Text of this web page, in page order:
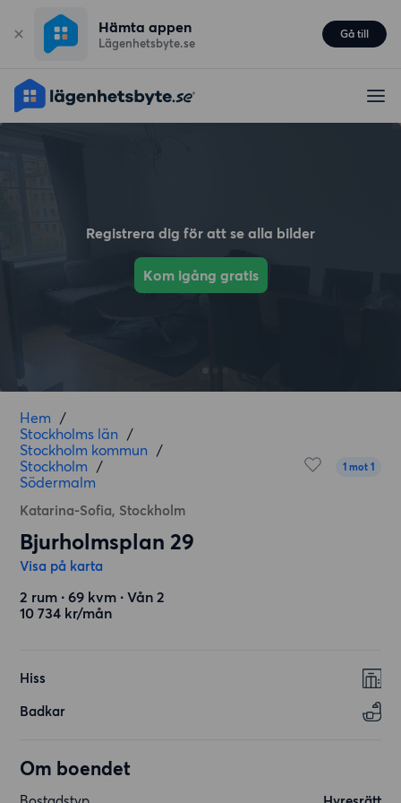
Hämta appen
Lägenhetsbyte.se
Gå till
Registrera dig för att se alla bilder
Kom igång gratis
Hem /
Stockholms län /
Stockholm kommun /
Stockholm /
Södermalm
Katarina-Sofia, Stockholm
1 mot 1
Bjurholmsplan 29
Visa på karta
2 rum ∙ 69 kvm ∙ Vån 2
10 734 kr/mån
Hiss
Badkar
Om boendet